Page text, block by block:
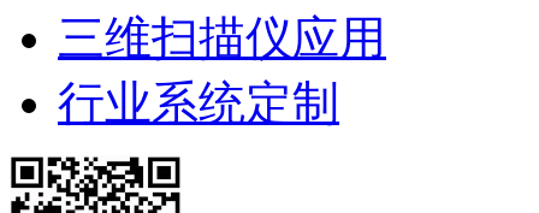
三维扫描仪应用
行业系统定制